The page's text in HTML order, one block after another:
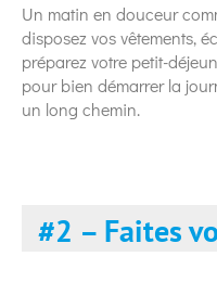
Un matin en douceur
disposez vos vêtements,
préparez votre petit-
pour bien démarrer la
un long chemin.
#2 – Faites